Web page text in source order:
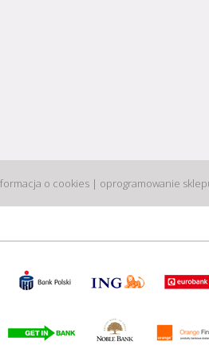
o cookies| oprogramowanie